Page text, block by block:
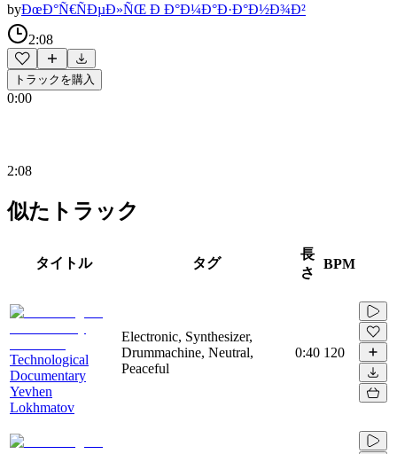
byÐœÐ°Ñ€ÑÐµÐ»ÑŒ Ð Ð°Ð¼Ð°Ð·Ð°Ð½Ð¾Ð²
2:08
トラックを購入
0:00
2:08
似たトラック
タイトル タグ
長
さ
BPM
Technological
Documentary
Yevhen
Lokhmatov
Electronic, Synthesizer,
Drummachine, Neutral,
Peaceful
0:40 120